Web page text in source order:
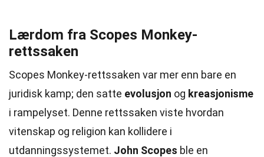
Lærdom fra Scopes Monkey-
rettssaken
Scopes Monkey-rettssaken var mer enn bare en
juridisk kamp; den satte evolusjon og kreasjonisme
i rampelyset. Denne rettssaken viste hvordan
vitenskap og religion kan kollidere i
utdanningssystemet. John Scopes ble en